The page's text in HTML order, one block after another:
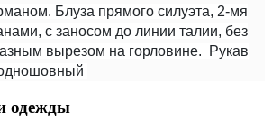
Блуза прямого силуэта, 2-мя
с заносом до линии талии, без
вырезом на горловине. Рукав
одежды